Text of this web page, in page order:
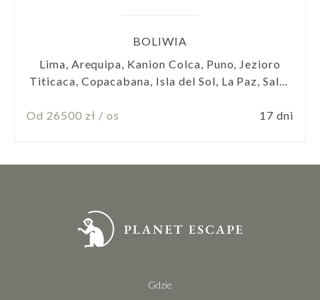
BOLIWIA
Lima, Arequipa, Kanion Colca, Puno, Jezioro
Titicaca, Copacabana, Isla del Sol, La Paz, Salar
Od 26500 zł / os 17 dni
Gdzie